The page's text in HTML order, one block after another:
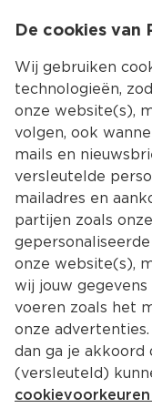
Terug
De cookies van
Wij gebruiken
technologieën,
onze website(s),
volgen, ook
mails en
versleutelde
mailadres en
partijen zoals
onze website(s),
wij jouw
voeren zoals het
onze
dan ga je akkoord
(versleuteld)
cookievoorkeuren